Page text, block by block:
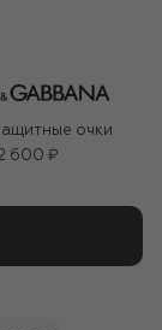
очки
600 ₽